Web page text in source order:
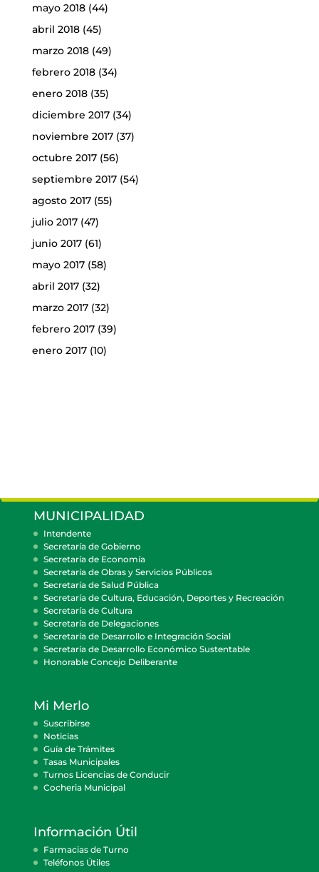
mayo 2018(44)
abril 2018(45)
marzo 2018(49)
febrero 2018(34)
enero 2018(35)
diciembre 2017(34)
noviembre 2017(37)
octubre 2017(56)
septiembre 2017(54)
agosto 2017(55)
julio 2017(47)
junio 2017(61)
mayo 2017(58)
abril 2017(32)
marzo 2017(32)
febrero 2017(39)
enero 2017(10)
MUNICIPALIDAD
Intendente
Secretaría de Gobierno
Secretaría de Economía
Secretaría de Obras y Servicios Públicos
Secretaría de Salud Pública
Secretaría de Cultura, Educación, Deportes y Recreación
Secretaría de Cultura
Secretaría de Delegaciones
Secretaría de Desarrollo e Integración Social
Secretaría de Desarrollo Económico Sustentable
Honorable Concejo Deliberante
Mi Merlo
Suscribirse
Noticias
Guía de Trámites
Tasas Municipales
Turnos Licencias de Conducir
Cocheria Municipal
Información Útil
Farmacias de Turno
Teléfonos Útiles